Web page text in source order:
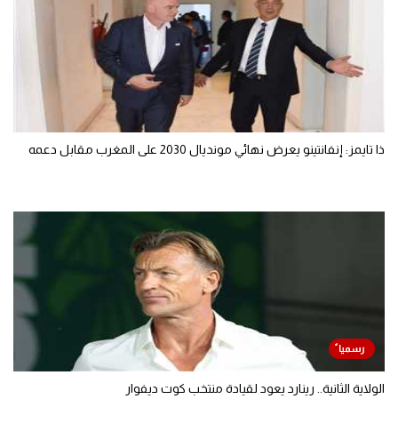
ذا تايمز: إنفانتينو يعرض نهائي مونديال 2030 على المغرب مقابل دعمه
الولاية الثانية.. رينارد يعود لقيادة منتخب كوت ديفوار